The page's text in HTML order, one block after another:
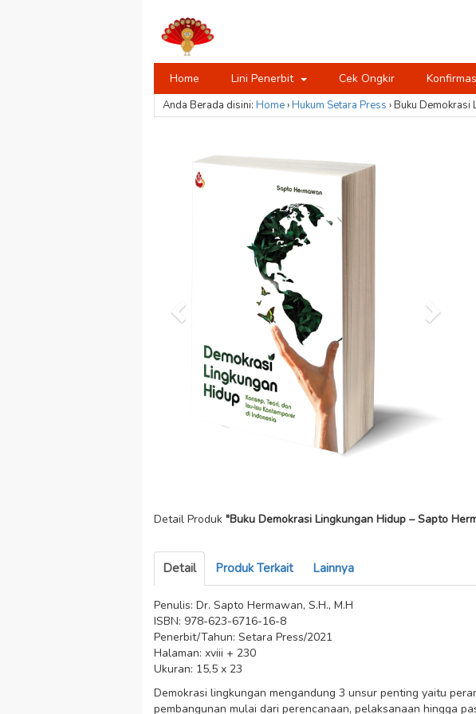
Home Lini Penerbit Cek Ongkir
Anda Berada disini: Home›Hukum Setara Press ›Buku Demokrasi
Detail Produk "Buku Demokrasi Lingkungan Hidup – Sapto
Detail Produk Terkait Lainnya
Penulis: Dr. Sapto Hermawan, S.H., M.H
ISBN: 978-623-6716-16-8
Penerbit/Tahun: Setara Press/2021
Halaman: xviii + 230
Ukuran: 15,5 x 23
Demokrasi lingkungan mengandung 3 unsur penting yaitu
pembangunan mulai dari perencanaan, pelaksanaan hingga